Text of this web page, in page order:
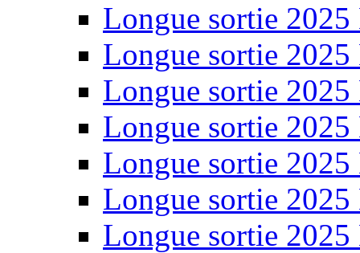
Longue sortie 2025
Longue sortie 2025
Longue sortie 2025
Longue sortie 2025
Longue sortie 2025
Longue sortie 2025
Longue sortie 2025